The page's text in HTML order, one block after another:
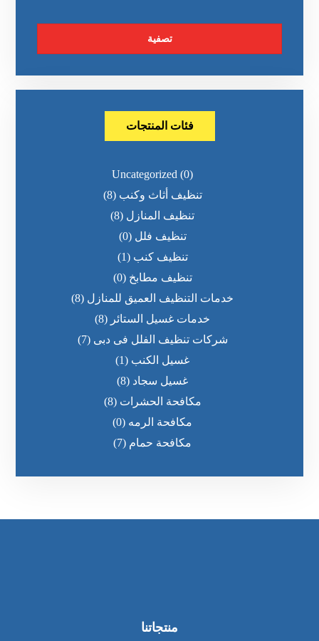
تصفية
فئات المنتجات
Uncategorized (0)
تنظيف أثاث وكنب (8)
تنظيف المنازل (8)
تنظيف فلل (0)
تنظيف كنب (1)
تنظيف مطابخ (0)
خدمات التنظيف العميق للمنازل (8)
خدمات غسيل الستائر (8)
شركات تنظيف الفلل فى دبى (7)
غسيل الكنب (1)
غسيل سجاد (8)
مكافحة الحشرات (8)
مكافحة الرمه (0)
مكافحة حمام (7)
منتجاتنا